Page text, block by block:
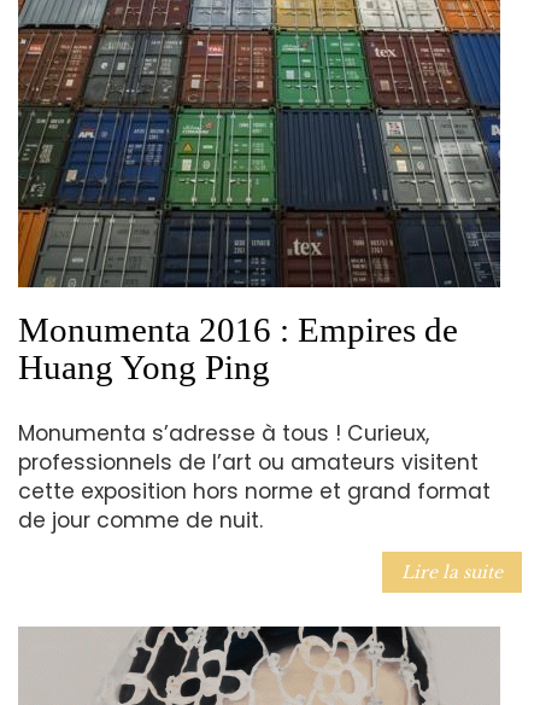
Monumenta 2016 : Empires de
Huang Yong Ping
Monumenta s’adresse à tous ! Curieux,
professionnels de l’art ou amateurs visitent
cette exposition hors norme et grand format
de jour comme de nuit.
Lire la suite